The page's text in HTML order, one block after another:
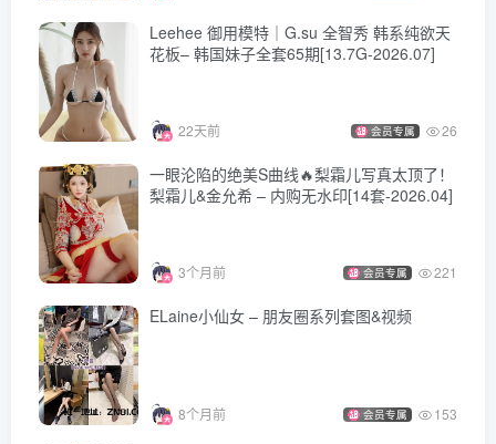
Leehee 御用模特｜G.su 全智秀 韩系纯欲天
花板– 韩国妹子全套65期[13.7G-2026.07]
22天前 会员专属 26
一眼沦陷的绝美S曲线🔥梨霜儿写真太顶了！
梨霜儿&金允希 – 内购无水印[14套-2026.04]
3个月前 会员专属 221
ELaine小仙女 – 朋友圈系列套图&视频
8个月前 会员专属 153